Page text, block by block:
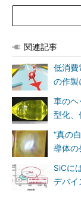
関連記事
低消費
の作製
車のヘ
型化、
“真の
導体の
SiCに
デバイ